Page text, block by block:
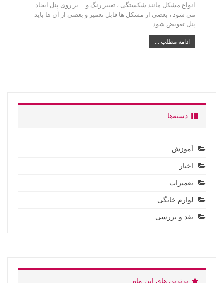
انواع مشکل مانند شکستگی ، تغییر رنگ و ... بر روی پنل ایجاد
می شود ، بعضی از مشکل ها قابل تعمیر و بعضی از آن ها باید
پنل تعویض شود
ادامه مطلب ...
دسته‌ها
آموزش
اخبار
تعمیرات
لوارم خانگی
نقد و بررسی
برترین های این ماه